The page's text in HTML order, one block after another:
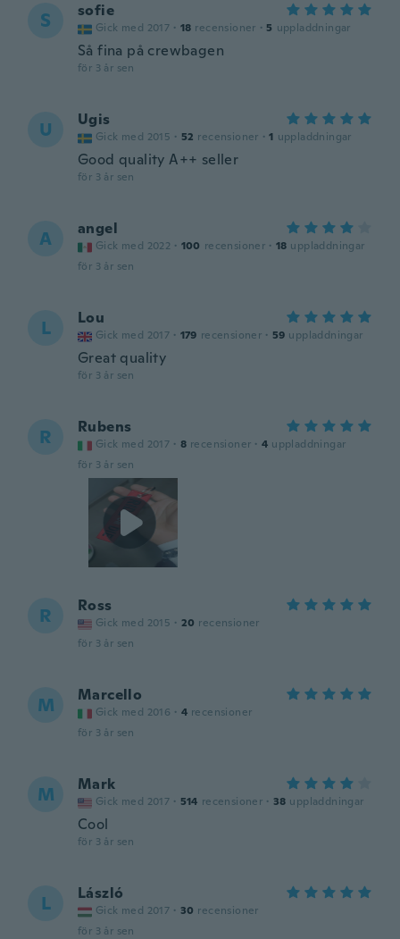
S sofie
Gick med 2017 · 18 recensioner · 5 uppladdningar
Så fina på crewbagen
för 3 år sen
U Ugis
Gick med 2015 · 52 recensioner · 1 uppladdningar
Good quality A++ seller
för 3 år sen
A angel
Gick med 2022 · 100 recensioner · 18 uppladdningar
för 3 år sen
L Lou
Gick med 2017 · 179 recensioner · 59 uppladdningar
Great quality
för 3 år sen
R Rubens
Gick med 2017 · 8 recensioner · 4 uppladdningar
för 3 år sen
R Ross
Gick med 2015 · 20 recensioner
för 3 år sen
M Marcello
Gick med 2016 · 4 recensioner
för 3 år sen
M Mark
Gick med 2017 · 514 recensioner · 38 uppladdningar
Cool
för 3 år sen
L László
Gick med 2017 · 30 recensioner
för 3 år sen